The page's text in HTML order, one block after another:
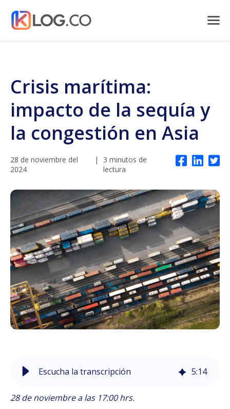
Crisis marítima:
impacto de la sequía y
la congestión en Asia
28 de noviembre del
2024
|
3 minutos de
lectura
Escucha la transcripción 5:14
28 de noviembre a las 17:00 hrs.